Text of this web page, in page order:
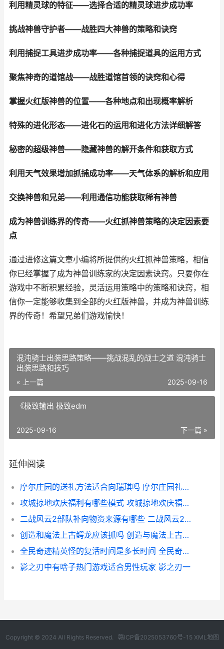
利用精灵球的特征——选择合适的精灵球进步成功率
挑战神兽守护者——战胜四大神兽的策略和诀窍
利用捕捉工具进步成功率——各种捕捉道具的运用方式
聚焦神奇的道馆战——战胜道馆首领的诀窍和心得
掌握火红版神兽的位置——各种地点和出现概率解析
特殊的进化形态——进化石的运用和进化方法详细解答
秘密的超级神兽——隐藏神兽的解开条件和获取方式
利用天气效果增加抓捕成功率——天气体系的解析和应用
交换神兽和兄弟——利用通信功能获取稀有神兽
成为神兽训练界的传奇——火红抓神兽策略的决定因素要
点
通过进修这篇文章小编将所提供的火红抓神兽策略，相信
你已经掌握了成为神兽训练家的决定因素诀窍。只要你在
游戏中不断积累经验，灵活运用策略中的策略和诀窍，相
信你一定能够收集到全部的火红版神兽，并成为神兽训练
界的传奇！希望兄弟们游戏愉快！
混沌骑士出装思路策略——挑战混乱的战士之道 混沌骑士
出装思路和技巧
« 上一篇 2025-09-16
《极致输出 极致edm
下一篇 »
2025-09-16
延伸阅读
摩尔庄园的送礼方法适合向瑞琪吗 摩尔庄园礼物送给谁
攻城掠地欢庆福利有哪些模式 攻城掠地欢庆福礼拿水镜注解
二战风云2部队补向物资来源有哪些 二战风云2部队上限最高是多少
创造和魔法上古鳄龙应该抓吗 创造与魔法上古恶龙在哪?上古恶龙位置饲料介绍
全民奇迹精英怪的复活时间是多长时间 全民奇迹精灵精华是干嘛的
影之刃中有啥子热门游戏适合男性玩家 影之刃一
Copyright © 2024 All Rights Reserved. 赣ICP备2025053760号-15 XML地图